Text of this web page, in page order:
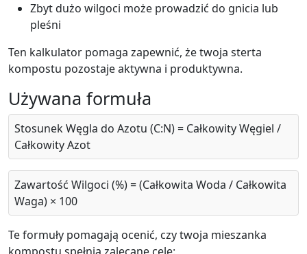
Zbyt dużo wilgoci może prowadzić do gnicia lub
pleśni
Ten kalkulator pomaga zapewnić, że twoja sterta
kompostu pozostaje aktywna i produktywna.
Używana formuła
Stosunek Węgla do Azotu (C:N) = Całkowity Węgiel /
Całkowity Azot
Zawartość Wilgoci (%) = (Całkowita Woda / Całkowita
Waga) × 100
Te formuły pomagają ocenić, czy twoja mieszanka